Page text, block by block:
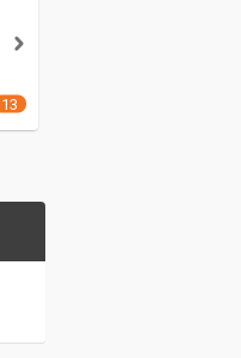
13